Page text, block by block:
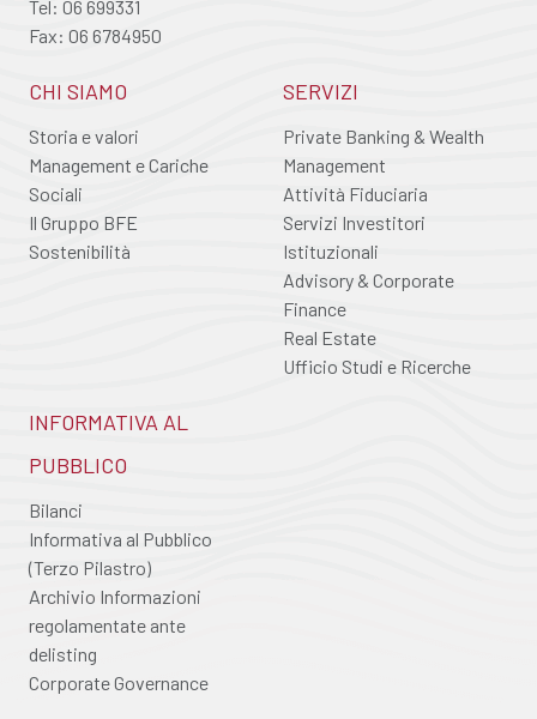
Tel: 06 699331
Fax: 06 6784950
CHI SIAMO
Storia e valori
Management e Cariche
Sociali
Il Gruppo BFE
Sostenibilità
SERVIZI
Private Banking & Wealth
Management
Attività Fiduciaria
Servizi Investitori
Istituzionali
Advisory & Corporate
Finance
Real Estate
Ufficio Studi e Ricerche
INFORMATIVA AL
PUBBLICO
Bilanci
Informativa al Pubblico
(Terzo Pilastro)
Archivio Informazioni
regolamentate ante
delisting
Corporate Governance